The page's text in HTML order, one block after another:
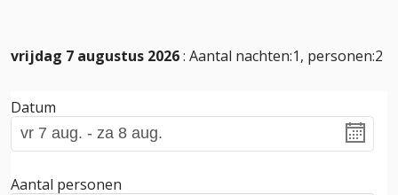
vrijdag 7 augustus 2026: Aantal nachten:1, personen:2
Datum
Aantal personen